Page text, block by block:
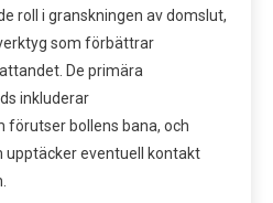
roll i granskningen av domslut,
som förbättrar
De primära
inkluderar
förutser bollens bana, och
upptäcker eventuell kontakt